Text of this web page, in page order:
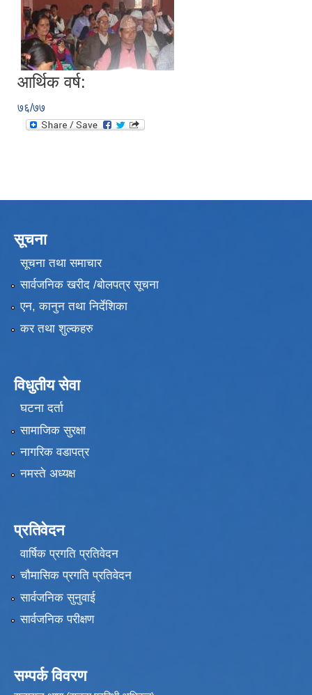
आर्थिक वर्ष:
७६/७७
सूचना
सूचना तथा समाचार
सार्वजनिक खरीद /बोलपत्र सूचना
एन, कानुन तथा निर्देशिका
कर तथा शुल्कहरु
विधुतीय सेवा
घटना दर्ता
सामाजिक सुरक्षा
नागरिक वडापत्र
नमस्ते अध्यक्ष
प्रतिवेदन
वार्षिक प्रगति प्रतिवेदन
चौमासिक प्रगति प्रतिवेदन
सार्वजनिक सुनुवाई
सार्वजनिक परीक्षण
सम्पर्क विवरण